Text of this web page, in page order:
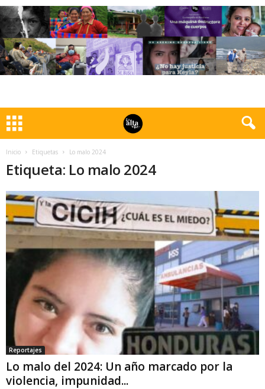
Inicio Etiquetas Lo malo 2024
Etiqueta: Lo malo 2024
Reportajes
Lo malo del 2024: Un año marcado por la
violencia, impunidad...